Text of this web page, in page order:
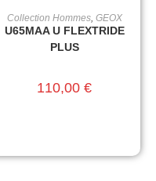
CHOIX DES OPTIONS
Collection Hommes, GEOX
U65MAA U FLEXTRIDE
PLUS
110,00 €